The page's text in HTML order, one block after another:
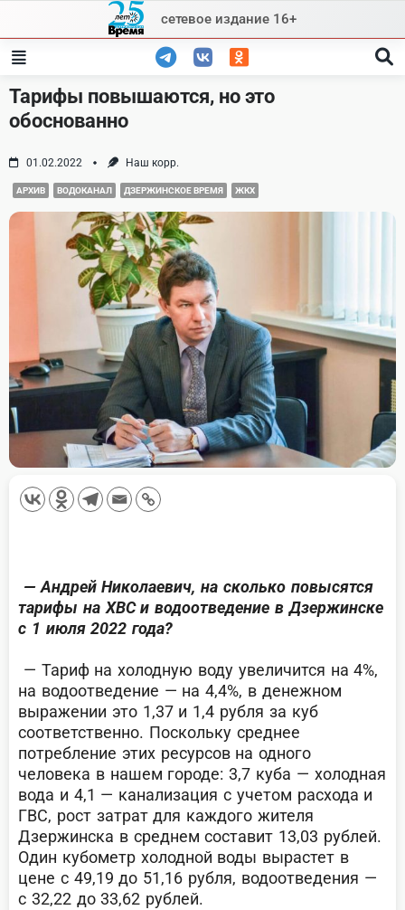
content
сетевое издание 16+
Тарифы повышаются, но это
обоснованно
01.02.2022 Наш корр.
АРХИВ ВОДОКАНАЛ ДЗЕРЖИНСКОЕ ВРЕМЯ ЖКХ
— Андрей Николаевич, на сколько повысятся
тарифы на ХВС и водоотведение в Дзержинске
с 1 июля 2022 года?
— Тариф на холодную воду увеличится на 4%,
на водоотведение — на 4,4%, в денежном
выражении это 1,37 и 1,4 рубля за куб
соответственно. Поскольку среднее
потребление этих ресурсов на одного
человека в нашем городе: 3,7 куба — холодная
вода и 4,1 — канализация с учетом расхода и
ГВС, рост затрат для каждого жителя
Дзержинска в среднем составит 13,03 рублей.
Один кубометр холодной воды вырастет в
цене с 49,19 до 51,16 рубля, водоотведения —
с 32,22 до 33,62 рублей.